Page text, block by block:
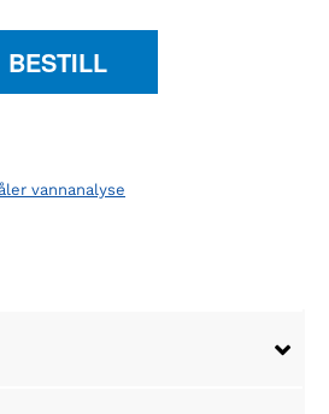
BESTILL
vannanalyse